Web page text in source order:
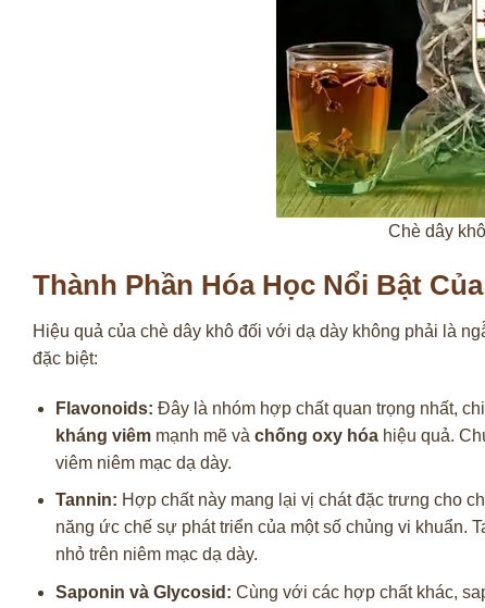
Chè dây
Thành Phần Hóa Học Nổi Bật
Hiệu quả của chè dây khô đối với dạ dày không phải là
đặc biệt:
Flavonoids: Đây là nhóm hợp chất quan trọng nhất,
kháng viêmmạnh mẽ và chống oxy hóahiệu quả.
viêm niêm mạc dạ dày.
Tannin: Hợp chất này mang lại vị chát đặc trưng cho
năng ức chế sự phát triển của một số chủng vi khuẩn.
nhỏ trên niêm mạc dạ dày.
Saponin và Glycosid: Cùng với các hợp chất khác,